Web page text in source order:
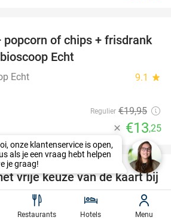
34%
of chips + frisdrank
Echt
Echt 9.1 star
Regulier €19,95
€13,25
23%
favorite_border
vrije keuze van de kaart bij
9.0star
Restaurants Hotels Menu
onze klantenservice is open,
als je een vraag hebt helpen
je graag!